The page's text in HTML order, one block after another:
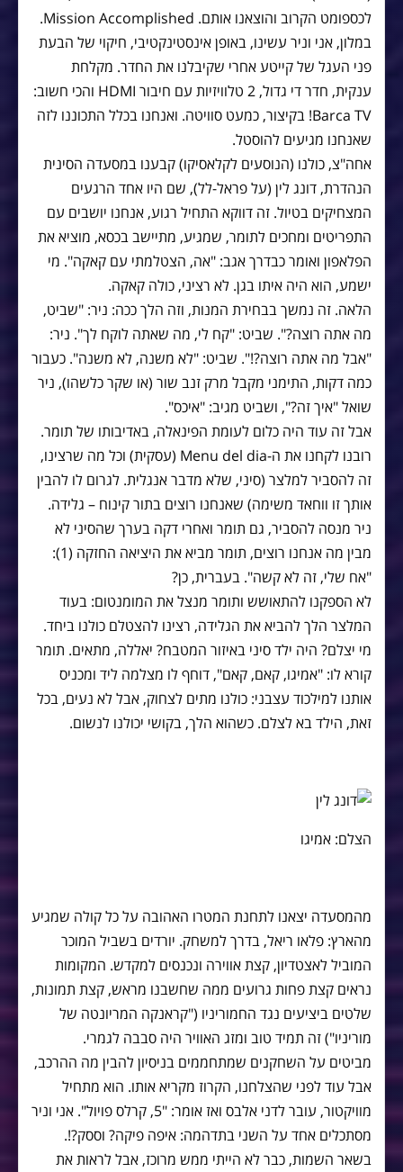
לכספומט הקרוב והוצאנו אותם. Mission Accomplished.
במלון, אני וניר עשינו, באופן אינסטינקטיבי, חיקוי של הבעת
פני העגל של קייטע אחרי שקיבלנו את החדר. מקלחת
ענקית, חדר די גדול, 2 טלוויזיות עם חיבור HDMI והכי חשוב:
Barca TV! בקיצור, כמעט סוויטה. ואנחנו בכלל התכוננו לזה
שאנחנו מגיעים להוסטל.
אחה"צ, כולנו (הנוסעים לקלאסיקו) קבענו במסעדה הסינית
הנהדרת, דונג לין (על פראל-לל), שם היו אחד הרגעים
המצחיקים בטיול. זה דווקא התחיל רגוע, אנחנו יושבים עם
התפריטים ומחכים לתומר, שמגיע, מתיישב בכסא, מוציא את
הפלאפון ואומר כבדרך אגב: "אה, הצטלמתי עם קאקה". מי
ישמע, הוא היה איתו בגן. לא רציני, כולה קאקה.
הלאה. זה נמשך בבחירת המנות, וזה הלך ככה: ניר: "שביט,
מה אתה רוצה?". שביט: "קח לי, מה שאתה לוקח לך". ניר:
"אבל מה אתה רוצה?!". שביט: "לא משנה, לא משנה". כעבור
כמה דקות, התימני מקבל מרק זנב שור (או שקר כלשהו), ניר
שואל "איך זה?", ושביט מגיב: "איכס".
אבל זה עוד היה כלום לעומת הפינאלה, באדיבותו של תומר.
רובנו לקחנו את ה-Menu del dia (עסקית) וכל מה שרצינו,
זה להסביר למלצר (סיני, שלא מדבר אנגלית. לגרום לו להבין
אותך זו ווחאד משימה) שאנחנו רוצים בתור קינוח – גלידה.
ניר מנסה להסביר, גם תומר ואחרי דקה בערך שהסיני לא
מבין מה אנחנו רוצים, תומר מביא את היציאה החזקה (1):
"אח שלי, זה לא קשה". בעברית, כן?
לא הספקנו להתאושש ותומר מנצל את המומנטום: בעוד
המלצר הלך להביא את הגלידה, רצינו להצטלם כולנו ביחד.
מי יצלם? היה ילד סיני באיזור המטבח? יאללה, מתאים. תומר
קורא לו: "אמיגו, קאם, קאם", דוחף לו מצלמה ליד ומכניס
אותנו למילכוד עצבני: כולנו מתים לצחוק, אבל לא נעים, בכל
זאת, הילד בא לצלם. כשהוא הלך, בקושי יכולנו לנשום.
הצלם: אמיגו
מהמסעדה יצאנו לתחנת המטרו האהובה על כל קולה שמגיע
מהארץ: פלאו ריאל, בדרך למשחק. יורדים בשביל המוכר
המוביל לאצטדיון, קצת אווירה ונכנסים למקדש. המקומות
נראים קצת פחות גרועים ממה שחשבנו מראש, קצת תמונות,
שלטים ביציעים נגד החמוריניו ("קראנקה המריונטה של
מוריניו") זה תמיד טוב ומזג האוויר היה סבבה לגמרי.
מביטים על השחקנים שמתחממים בניסיון להבין מה ההרכב,
אבל עוד לפני שהצלחנו, הקרוז מקריא אותו. הוא מתחיל
מוויקטור, עובר לדני אלבס ואז אומר: "5, קרלס פויול". אני וניר
מסתכלים אחד על השני בתדהמה: איפה פיקה? וססק?!.
בשאר השמות, כבר לא הייתי ממש מרוכז, אבל לראות את